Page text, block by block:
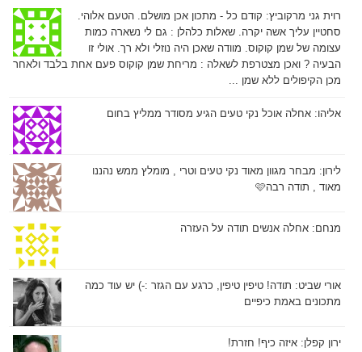
רוית גני מרקוביץ: קודם כל - מתכון אכן מושלם. הטעם אלוהי.
סחטיין עליך אשה יקרה. שאלות כלהלן : גם לי נשארה כמות
עצומה של שמן קוקוס. מוודה שאכן היה נוזלי ולא רך. אולי זו
הבעיה ? ואכן מצטרפת לשאלה : מריחת שמן קוקוס פעם אחת בלבד ולאחר
מכן הקיפולים ללא שמן ...
אליהו: אחלה אוכל נקי טעים הגיע מסודר ממליץ בחום
לירון: מבחר מגוון מאוד נקי טעים וטרי , מומלץ ממש נהננו
מאוד , תודה רבה🩷
מנחם: אחלה אנשים תודה על העזרה
אורי שביט: תודה! טיפין טיפין, כרגע עם הגזר :-) יש עוד כמה
מתכונים באמת כיפיים
ירון קפלן: איזה כיף! חזרת!